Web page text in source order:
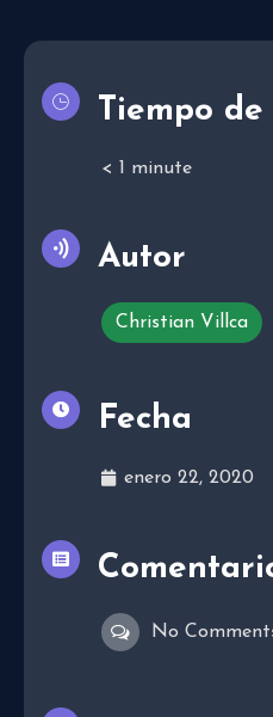
Tiempo
< 1 minute
Autor
Christian Villca
Fecha
enero 22, 2020
No